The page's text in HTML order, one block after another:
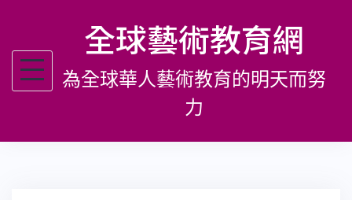
主
全球藝術教育網
為全球華人藝術教育的明天而努
力